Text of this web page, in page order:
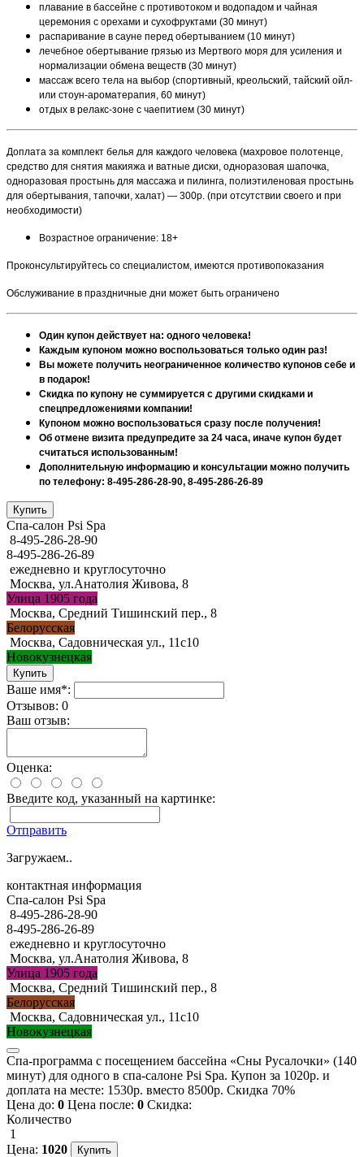
плавание в бассейне с противотоком и водопадом и чайная
церемония с орехами и сухофруктами (30 минут)
распаривание в сауне перед обертыванием (10 минут)
лечебное обертывание грязью из Мертвого моря для усиления и
нормализации обмена веществ (30 минут)
массаж всего тела на выбор (спортивный, креольский, тайский ойл-
или стоун-ароматерапия, 60 минут)
отдых в релакс-зоне с чаепитием (30 минут)
Доплата за комплект белья для каждого человека (махровое полотенце,
средство для снятия макияжа и ватные диски, одноразовая шапочка,
одноразовая простынь для массажа и пилинга, полиэтиленовая простынь
для обертывания, тапочки, халат) — 300р. (при отсутствии своего и при
необходимости)
Возрастное ограничение: 18+
Проконсультируйтесь со специалистом, имеются противопоказания
Обслуживание в праздничные дни может быть ограничено
Один купон действует на: одного человека!
Каждым купоном можно воспользоваться только один раз!
Вы можете получить неограниченное количество купонов себе и
в подарок!
Скидка по купону не суммируется с другими скидками и
спецпредложениями компании!
Купоном можно воспользоваться сразу после получения!
Об отмене визита предупредите за 24 часа, иначе купон будет
считаться использованным!
Дополнительную информацию и консультации можно получить
по телефону: 8-495-286-28-90, 8-495-286-26-89
Спа-салон Psi Spa
8-495-286-28-90
8-495-286-26-89
ежедневно и круглосуточно
Москва, ул.Анатолия Живова, 8
Улица 1905 года
Москва, Средний Тишинский пер., 8
Белорусская
Москва, Садовническая ул., 11с10
Новокузнецкая
Ваше имя*:
Отзывов: 0
Ваш отзыв:
Оценка:
Введите код, указанный на картинке:
Отправить
Загружаем..
контактная информация
Спа-салон Psi Spa
8-495-286-28-90
8-495-286-26-89
ежедневно и круглосуточно
Москва, ул.Анатолия Живова, 8
Улица 1905 года
Москва, Средний Тишинский пер., 8
Белорусская
Москва, Садовническая ул., 11с10
Новокузнецкая
Спа-программа с посещением бассейна «Сны Русалочки» (140
минут) для одного в спа-салоне Psi Spa. Купон за 1020р. и
доплата на месте: 1530р. вместо 8500р. Скидка 70%
Цена до: 0 Цена после: 0 Скидка:
Количество
1
Цена: 1020